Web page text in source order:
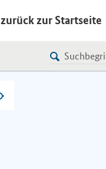
zurück zur Startseite